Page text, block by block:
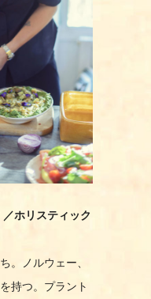
ホリスティック
。ノルウェー、
持つ。プラント